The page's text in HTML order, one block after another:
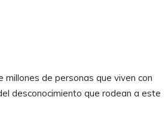
millones de personas que viven con
desconocimiento que rodean a este